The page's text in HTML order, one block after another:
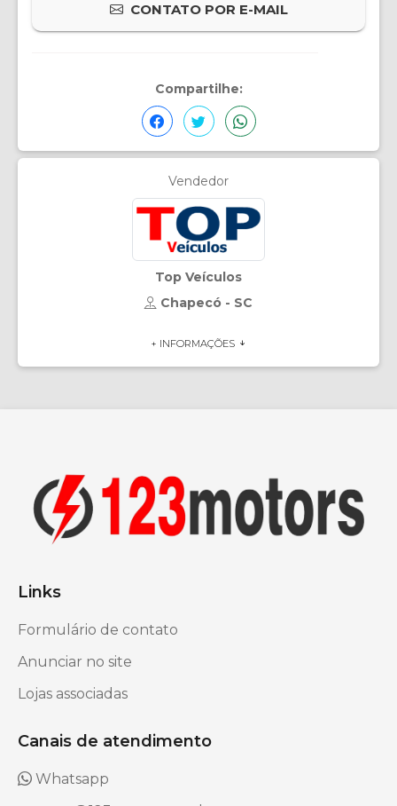
CONTATO POR E-MAIL
Compartilhe:
Vendedor
Top Veículos
Chapecó - SC
+ INFORMAÇÕES
Links
Formulário de contato
Anunciar no site
Lojas associadas
Canais de atendimento
Whatsapp